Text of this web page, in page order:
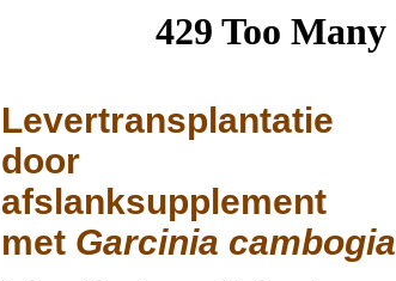
Levertransplantatie
door
afslanksupplement
met Garcinia cambogia